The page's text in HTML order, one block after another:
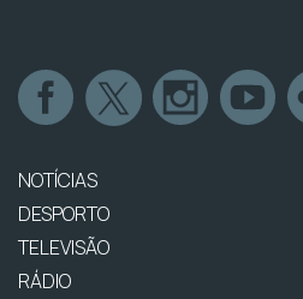
NOTÍCIAS
DESPORTO
TELEVISÃO
RÁDIO